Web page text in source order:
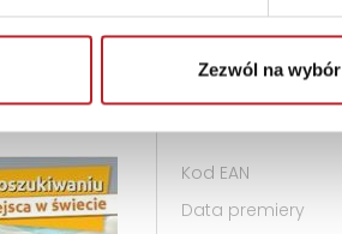
Zezwól na wybór
poszukiwaniu miejsca w
Wydawnictwo
Kod EAN
Data premiery